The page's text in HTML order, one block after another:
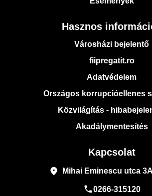
Hasznos
Városházi bejelentő
fiipregatit.ro
Adatvédelem
Országos korrupcióellenes
Közvilágítás -
Akadálymentesítés
Kapcsolat
place Mihai Eminescu utca
phone0266-315120